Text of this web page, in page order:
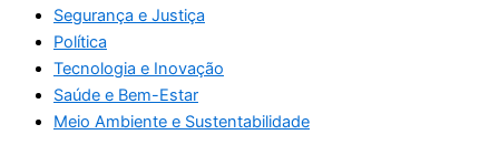
Segurança e Justiça
Política
Tecnologia e Inovação
Saúde e Bem-Estar
Meio Ambiente e Sustentabilidade